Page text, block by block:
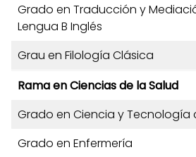
Grado en Traducción y
Lengua B Inglés
Grau en Filología Clásica
Rama en Ciencias de la Salud
Grado en Ciencia y Tecnología
Grado en Enfermería